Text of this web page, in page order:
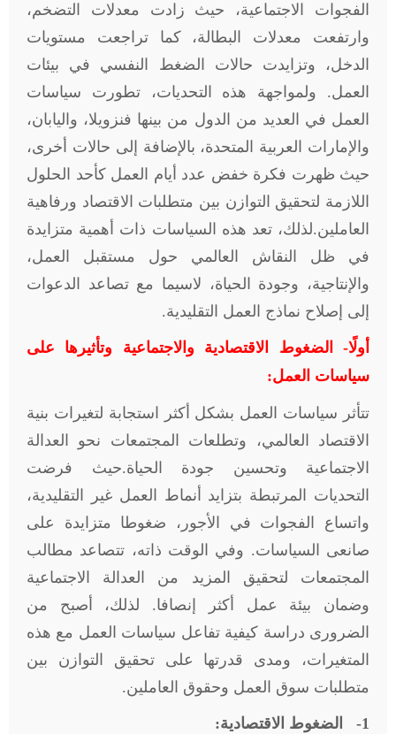
الفجوات الاجتماعية، حيث زادت معدلات التضخم،
وارتفعت معدلات البطالة، كما تراجعت مستويات
الدخل، وتزايدت حالات الضغط النفسي في بيئات
العمل. ولمواجهة هذه التحديات، تطورت سياسات
العمل في العديد من الدول من بينها فنزويلا، واليابان،
والإمارات العربية المتحدة، بالإضافة إلى حالات أخرى،
حيث ظهرت فكرة خفض عدد أيام العمل كأحد الحلول
اللازمة لتحقيق التوازن بين متطلبات الاقتصاد ورفاهية
العاملين.لذلك، تعد هذه السياسات ذات أهمية متزايدة
في ظل النقاش العالمي حول مستقبل العمل،
والإنتاجية، وجودة الحياة، لاسيما مع تصاعد الدعوات
إلى إصلاح نماذج العمل التقليدية.
أولًا- الضغوط الاقتصادية والاجتماعية وتأثيرها على
سياسات العمل:
تتأثر سياسات العمل بشكل أكثر استجابة لتغيرات بنية
الاقتصاد العالمي، وتطلعات المجتمعات نحو العدالة
الاجتماعية وتحسين جودة الحياة.حيث فرضت
التحديات المرتبطة بتزايد أنماط العمل غير التقليدية،
واتساع الفجوات في الأجور، ضغوطا متزايدة على
صانعى السياسات. وفي الوقت ذاته، تتصاعد مطالب
المجتمعات لتحقيق المزيد من العدالة الاجتماعية
وضمان بيئة عمل أكثر إنصافا. لذلك، أصبح من
الضرورى دراسة كيفية تفاعل سياسات العمل مع هذه
المتغيرات، ومدى قدرتها على تحقيق التوازن بين
متطلبات سوق العمل وحقوق العاملين.
1- الضغوط الاقتصادية: